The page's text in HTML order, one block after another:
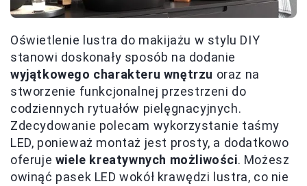
Oświetlenie lustra do makijażu w stylu DIY
stanowi doskonały sposób na dodanie
wyjątkowego charakteru wnętrzu oraz na
stworzenie funkcjonalnej przestrzeni do
codziennych rytuałów pielęgnacyjnych.
Zdecydowanie polecam wykorzystanie taśmy
LED, ponieważ montaż jest prosty, a dodatkowo
oferuje wiele kreatywnych możliwości. Możesz
owinąć pasek LED wokół krawędzi lustra, co nie